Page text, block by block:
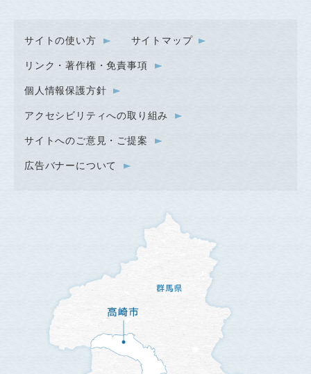
サイトの使い方 サイトマップ
リンク・著作権・免責事項
個人情報保護方針
アクセシビリティへの取り組み
サイトへのご意見・ご提案
広告バナーについて